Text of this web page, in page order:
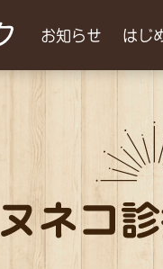
お知らせ はじ